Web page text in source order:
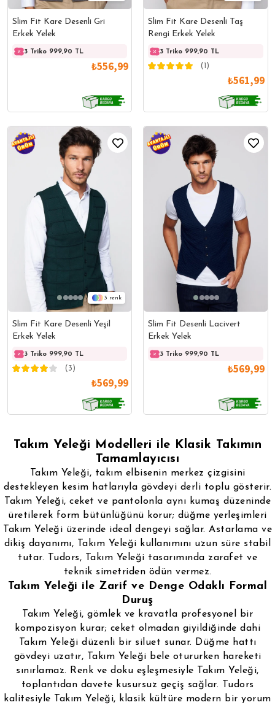
Slim Fit Kare Desenli Gri
Erkek Yelek
3 Triko 999,90 TL 3 Triko 999,90 TL
₺556,99
Slim Fit Kare Desenli Taş
Rengi Erkek Yelek
3 Triko 999,90 TL
(1)
₺561,99
3
Slim Fit Kare Desenli Yeşil
Erkek Yelek
3 Triko 999,90 TL 3 Triko 999,90 TL
(3)
₺569,99
Slim Fit Desenli Lacivert
Erkek Yelek
3 Triko 999,90 TL
₺569,99
Takım Yeleği Modelleri ile Klasik Takımın
Tamamlayıcısı
Takım Yeleği, takım elbisenin merkez çizgisini
destekleyen kesim hatlarıyla gövdeyi derli toplu gösterir.
Takım Yeleği, ceket ve pantolonla aynı kumaş düzeninde
üretilerek form bütünlüğünü korur; düğme yerleşimleri
Takım Yeleği üzerinde ideal dengeyi sağlar. Astarlama ve
dikiş dayanımı, Takım Yeleği kullanımını uzun süre stabil
tutar. Tudors, Takım Yeleği tasarımında zarafet ve
teknik simetriden ödün vermez.
Takım Yeleği ile Zarif ve Denge Odaklı Formal
Duruş
Takım Yeleği, gömlek ve kravatla profesyonel bir
kompozisyon kurar; ceket olmadan giyildiğinde dahi
Takım Yeleği düzenli bir siluet sunar. Düğme hattı
gövdeyi uzatır, Takım Yeleği bele otururken hareketi
sınırlamaz. Renk ve doku eşleşmesiyle Takım Yeleği,
toplantıdan davete kusursuz geçiş sağlar. Tudors
kalitesiyle Takım Yeleği, klasik kültüre modern bir yorum